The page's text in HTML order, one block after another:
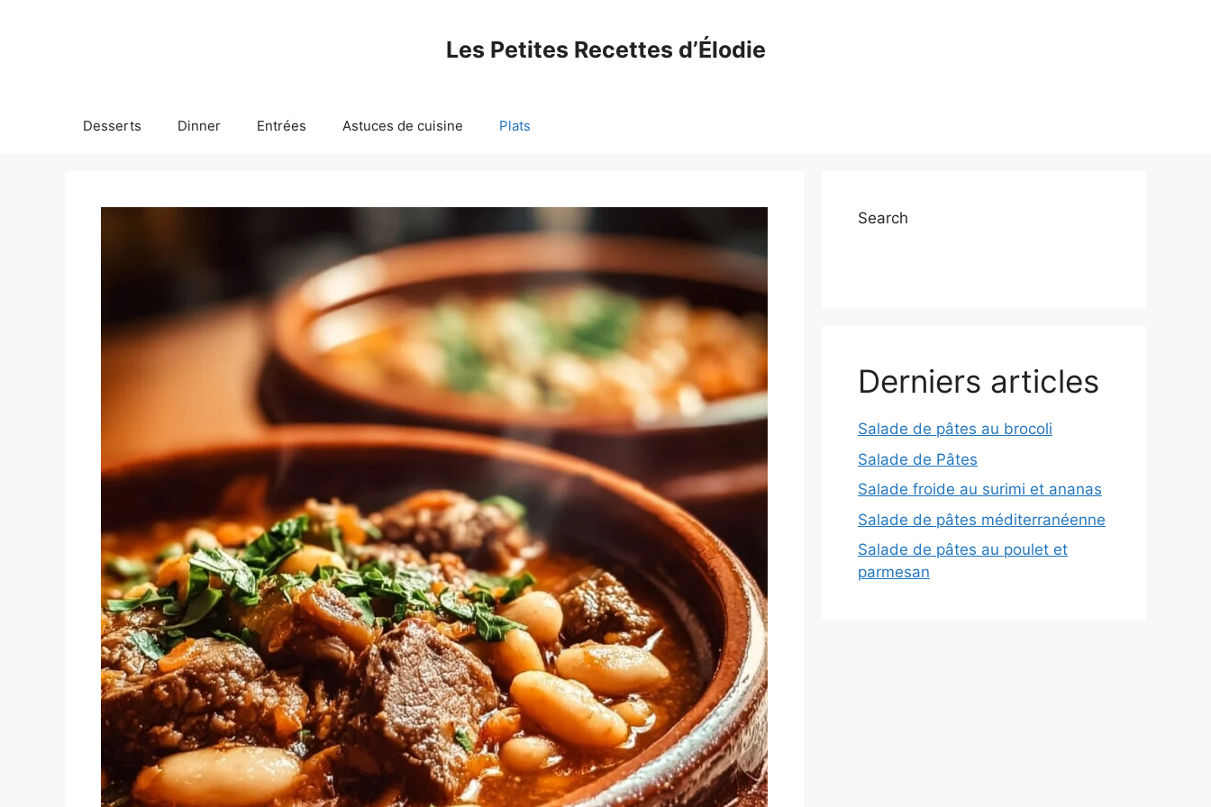
Les Petites Recettes d’Élodie
Desserts Dinner Entrées Astuces de cuisine Plats
Search
Derniers articles
Salade de pâtes au brocoli
Salade de Pâtes
Salade froide au surimi et ananas
Salade de pâtes méditerranéenne
Salade de pâtes au poulet et
parmesan